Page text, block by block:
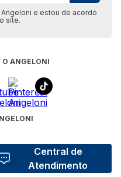
e estou de acordo
site.
O ANGELONI
Central de
Atendimento